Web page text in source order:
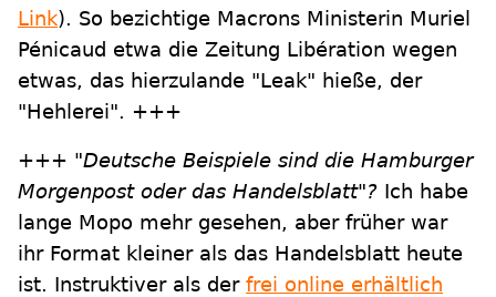
Link). So bezichtige Macrons Ministerin Muriel
Pénicaud etwa die Zeitung Libération wegen
etwas, das hierzulande "Leak" hieße, der
"Hehlerei". +++
+++ "Deutsche Beispiele sind die Hamburger
Morgenpost oder das Handelsblatt"? Ich habe
lange Mopo mehr gesehen, aber früher war
ihr Format kleiner als das Handelsblatt heute
ist. Instruktiver als der frei online erhältlich